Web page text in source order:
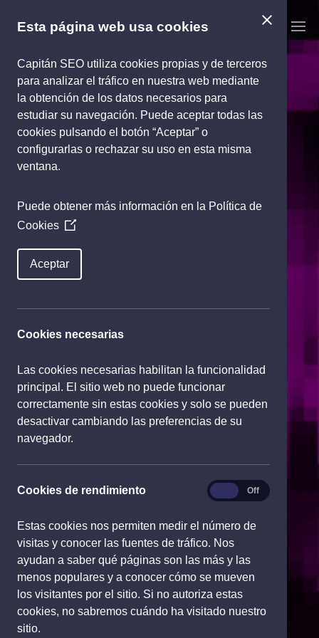
Esta página web usa cookies
Capitán SEO utiliza cookies propias y de terceros
para analizar el tráfico en nuestra web mediante
la obtención de los datos necesarios para
estudiar su navegación. Puede aceptar todas las
cookies pulsando el botón “Aceptar” o
configurarlas o rechazar su uso en esta misma
ventana.
Puede obtener más información en la Política de
Cookies (Opens
a
new
Aceptar
Cookies necesarias
Las cookies necesarias habilitan la funcionalidad
principal. El sitio web no puede funcionar
correctamente sin estas cookies y solo se pueden
desactivar cambiando las preferencias de su
navegador.
Cookies de rendimiento
Estas cookies nos permiten medir el número de
visitas y conocer las fuentes de tráfico. Nos
ayudan a saber qué páginas son las más y las
menos populares y a conocer cómo se mueven
los visitantes por el sitio. Si no autoriza estas
cookies, no sabremos cuándo ha visitado nuestro
sitio.
rendimiento
Off
de